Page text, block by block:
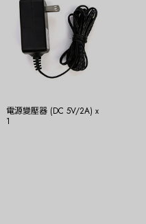
電源變壓器 (DC 5V/2A) x
1